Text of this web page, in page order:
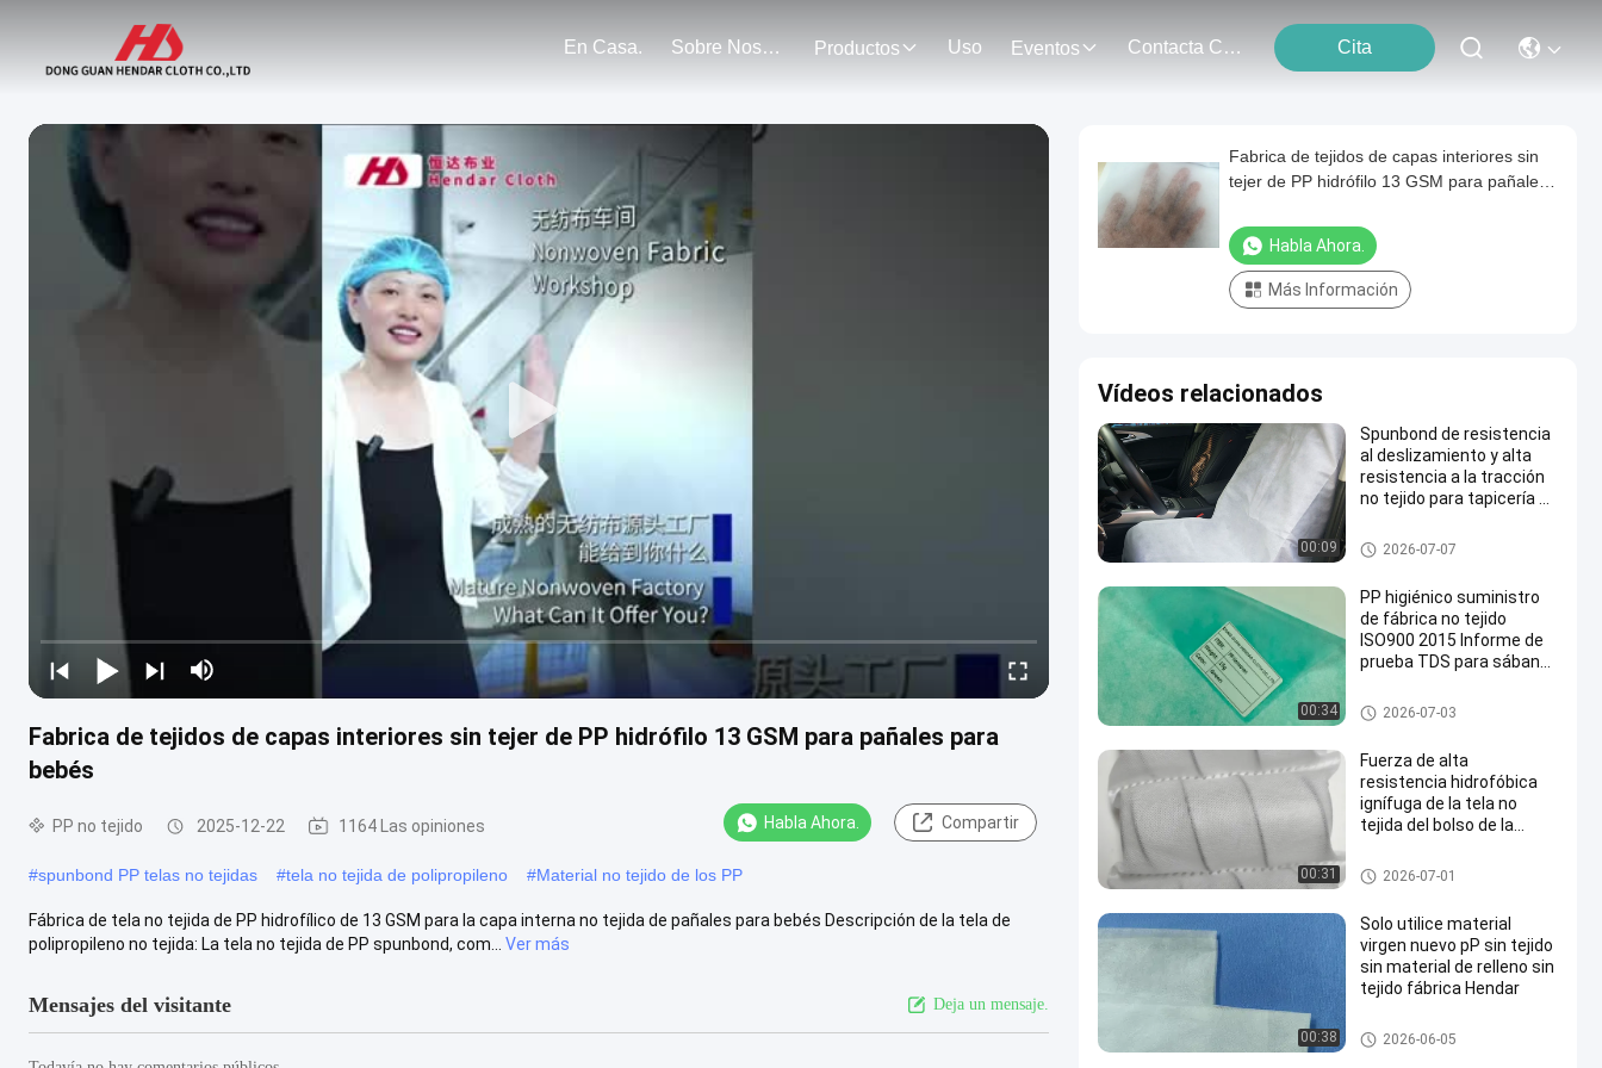
En Casa. Sobre Nosotros Productos Uso Eventos Contacta Con Nosotros Cita
Fabrica de tejidos de capas interiores sin tejer de PP hidrófilo 13 GSM para pañales para
bebés
PP no tejido 2025-12-22 1164 Las opiniones Habla Ahora. Compartir
#spunbond PP telas no tejidas #tela no tejida de polipropileno #Material no tejido de los PP
Fábrica de tela no tejida de PP hidrofílico de 13 GSM para la capa interna no tejida de pañales para bebés Descripción de la tela de
polipropileno no tejida: La tela no tejida de PP spunbond, com...
Ver más
Mensajes del visitante Deja un mensaje.
Fabrica de tejidos de capas interiores sin
tejer de PP hidrófilo 13 GSM para pañales
Habla Ahora.
Más Información
Vídeos relacionados
00:09
Spunbond de resistencia
al deslizamiento y alta
resistencia a la tracción
no tejido para tapicería de
PP no tejido
2026-07-07
00:34
PP higiénico suministro
de fábrica no tejido
ISO900 2015 Informe de
prueba TDS para sábana
PP no tejido
2026-07-03
00:31
Fuerza de alta
resistencia hidrofóbica
ignífuga de la tela no
tejida del bolso de la
PP no tejido
2026-07-01
00:38
Solo utilice material
virgen nuevo pP sin tejido
sin material de relleno sin
tejido fábrica Hendar
PP no tejido
2026-06-05